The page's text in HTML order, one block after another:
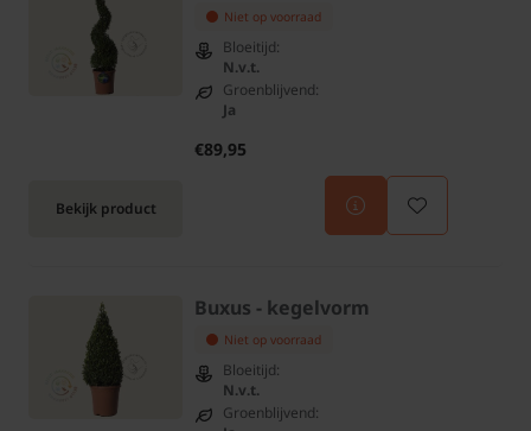
Bekijk product
Niet op voorraad
Bloeitijd:
N.v.t.
Groenblijvend:
Ja
€89,95
Buxus - kegelvorm
Niet op voorraad
Bloeitijd:
N.v.t.
Groenblijvend: